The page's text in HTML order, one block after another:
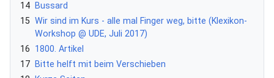
14
Bussard
15 Wir sind im Kurs - alle mal Finger weg, bitte (Klexikon-
Workshop @ UDE, Juli 2017)
16
1800. Artikel
17
Bitte helft mit beim Verschieben